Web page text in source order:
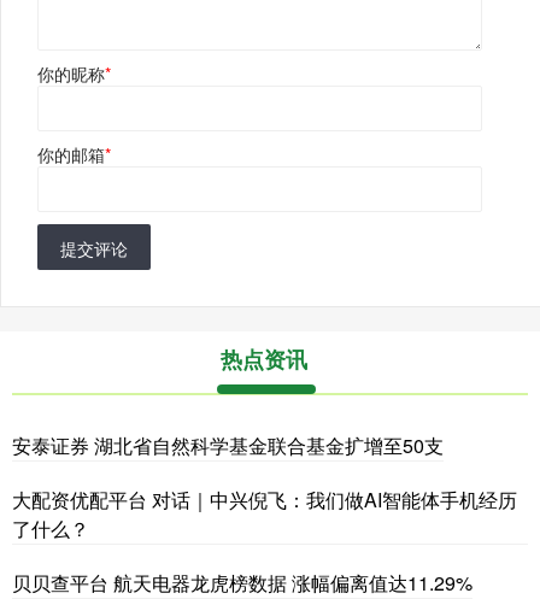
你的昵称*
你的邮箱*
提交评论
热点资讯
安泰证券 湖北省自然科学基金联合基金扩增至50支
大配资优配平台 对话｜中兴倪飞：我们做AI智能体手机经历
了什么？
贝贝查平台 航天电器龙虎榜数据 涨幅偏离值达11.29%